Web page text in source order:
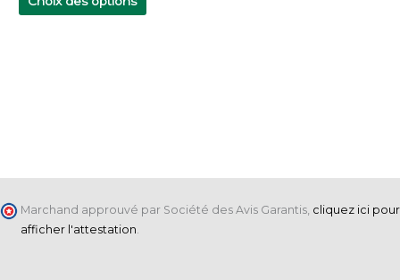
produit
Marchand approuvé par Société des Avis Garantis, cliquez ici pour
afficher l'attestation